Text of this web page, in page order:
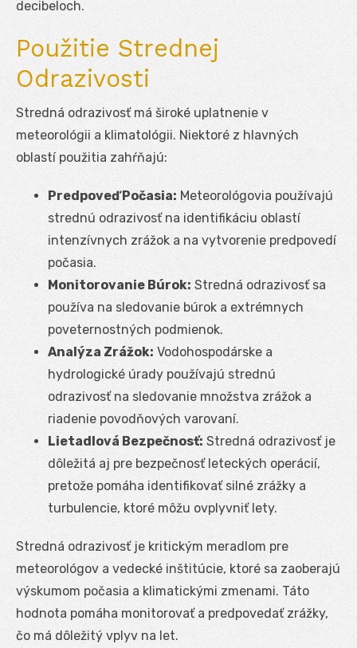
decibeloch.
Použitie Strednej
Odrazivosti
Stredná odrazivosť má široké uplatnenie v
meteorológii a klimatológii. Niektoré z hlavných
oblastí použitia zahŕňajú:
Predpoveď Počasia: Meteorológovia používajú
strednú odrazivosť na identifikáciu oblastí
intenzívnych zrážok a na vytvorenie predpovedí
počasia.
Monitorovanie Búrok: Stredná odrazivosť sa
používa na sledovanie búrok a extrémnych
poveternostných podmienok.
Analýza Zrážok: Vodohospodárske a
hydrologické úrady používajú strednú
odrazivosť na sledovanie množstva zrážok a
riadenie povodňových varovaní.
Lietadlová Bezpečnosť: Stredná odrazivosť je
dôležitá aj pre bezpečnosť leteckých operácií,
pretože pomáha identifikovať silné zrážky a
turbulencie, ktoré môžu ovplyvniť lety.
Stredná odrazivosť je kritickým meradlom pre
meteorológov a vedecké inštitúcie, ktoré sa zaoberajú
výskumom počasia a klimatickými zmenami. Táto
hodnota pomáha monitorovať a predpovedať zrážky,
čo má dôležitý vplyv na let.